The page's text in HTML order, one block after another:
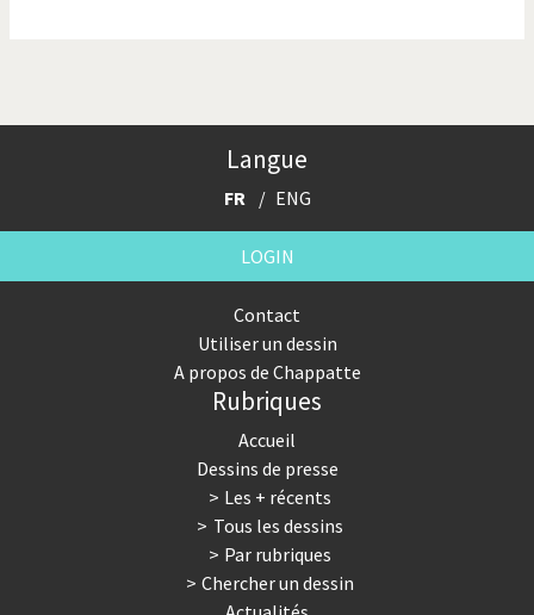
Le Best-Of Le boson de Higgs
Pascal Couchepin
Pauvres banques suisses! Peur des virus
SOS l'Europe!
Souvenir de Fukushima Terrorisme
Un monde de foot
Langue
FR ENG
LOGIN
Contact
Utiliser un dessin
A propos de Chappatte
Rubriques
Accueil
Dessins de presse
Les + récents
Tous les dessins
Par rubriques
Chercher un dessin